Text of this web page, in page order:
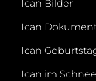
Ican Bilder
Ican
Ican
Ican im